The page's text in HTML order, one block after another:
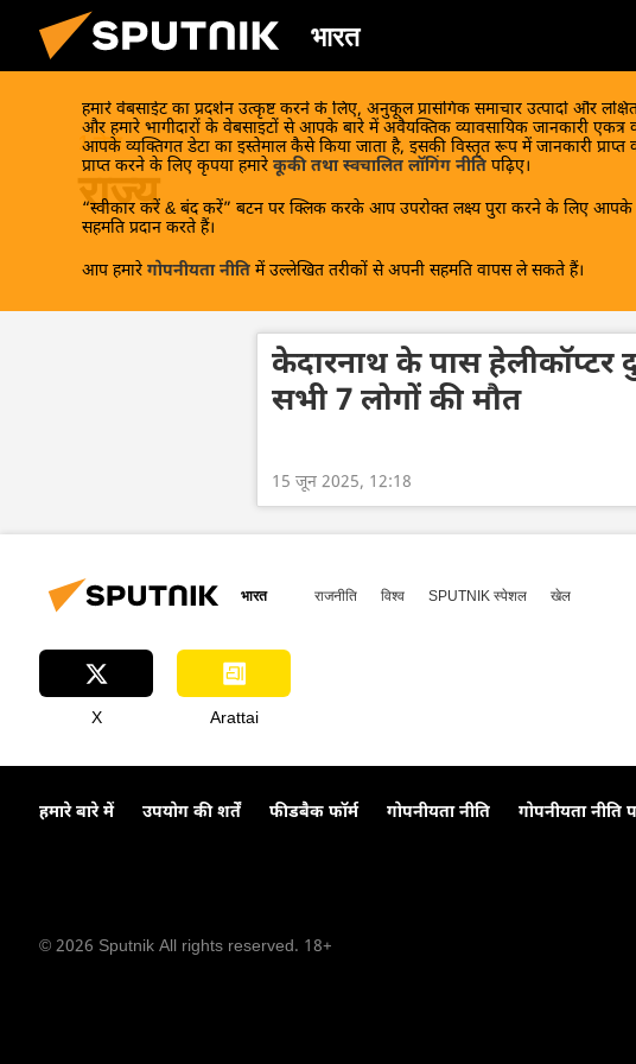
भारत
हमारे वेबसाईट का प्रदर्शन उत्कृष्ट करने के लिए, अनुकूल प्रासंगिक समाचार उत्पादों और
और हमारे भागीदारों के वेबसाइटों से आपके बारे में अवैयक्तिक व्यावसायिक जानकारी एकत्र
आपके व्यक्तिगत डेटा का इस्तेमाल कैसे किया जाता है, इसकी विस्तृत रूप में जानकारी
प्राप्त करने के लिए कृपया हमारे कूकी तथा स्वचालित लॉगिंग नीति पढ़िए।
“स्वीकार करें & बंद करें” बटन पर क्लिक करके आप उपरोक्त लक्ष्य पुरा करने के लिए आपके
सहमति प्रदान करते हैं।
आप हमारे गोपनीयता नीति में उल्लेखित तरीकों से अपनी सहमति वापस ले सकते हैं।
1 लेख
राज्य
केदारनाथ के पास हेलीकॉप्टर
सभी 7 लोगों की मौत
15 जून 2025, 12:18
भारत राजनीति विश्व SPUTNIK स्पेशल खेल
X Arattai
हमारे बारे में उपयोग की शर्तें फीडबैक फॉर्म गोपनीयता नीति गोपनीयता नीति
© 2026 Sputnik All rights reserved. 18+